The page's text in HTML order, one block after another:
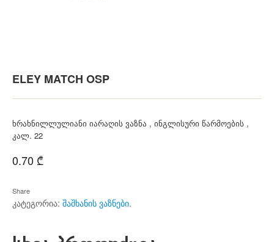
ELEY MATCH OSP
ხრახნილლულიანი იარაღის ვაზნა , ინგლისური წარმოების ,
კალ. 22
0.70 ₾
Share
კატეგორია: შაშხანის ვაზნები.